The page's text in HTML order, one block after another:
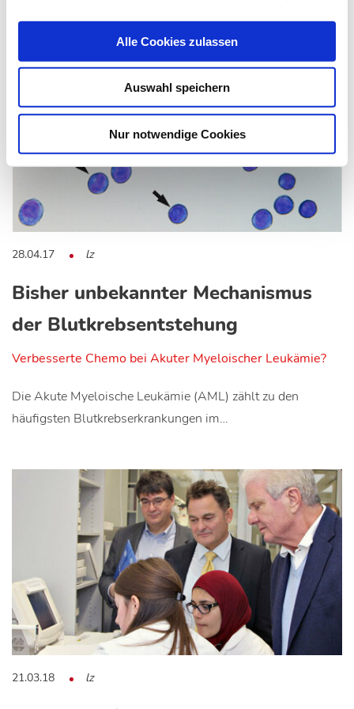
Alle Cookies zulassen
Auswahl speichern
Nur notwendige Cookies
Das könnte Sie auch interessieren:
28.04.17 lz
Bisher unbekannter Mechanismus
der Blutkrebsentstehung
Verbesserte Chemo bei Akuter Myeloischer Leukämie?
Die Akute Myeloische Leukämie (AML) zählt zu den
häufigsten Blutkrebserkrankungen im…
21.03.18 lz